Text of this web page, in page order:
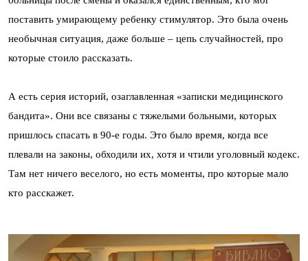
поставить умирающему ребенку стимулятор. Это была очень
необычная ситуация, даже больше – цепь случайностей, про
которые стоило рассказать.
А есть серия историй, озаглавленная «записки медицинского
бандита». Они все связаны с тяжелыми больными, которых
пришлось спасать в 90-е годы. Это было время, когда все
плевали на законы, обходили их, хотя и чтили уголовный кодекс.
Там нет ничего веселого, но есть моменты, про которые мало
кто расскажет.